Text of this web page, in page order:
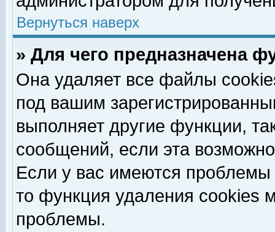
Вернуться наверх
» Для чего предназначена
Она удаляет все файлы
под вашим
выполняет другие функции,
сообщений, если эта
Если у вас имеются
то функция удаления cookies
проблемы.